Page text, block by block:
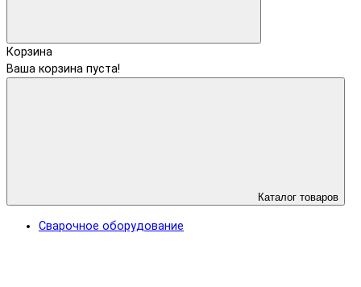
Корзина
Ваша корзина пуста!
Каталог товаров
Сварочное оборудование